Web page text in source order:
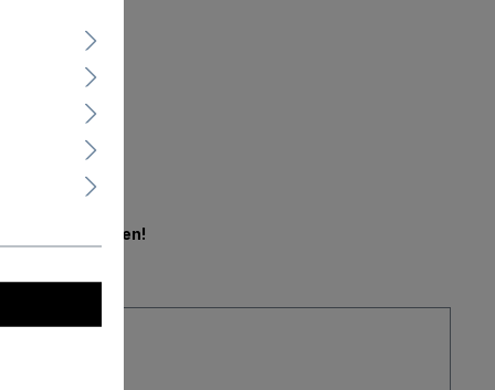
Jetzt mitbieten!